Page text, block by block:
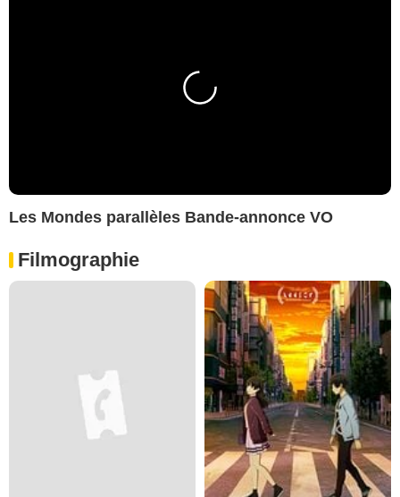
Les Mondes parallèles Bande-annonce VO
Filmographie